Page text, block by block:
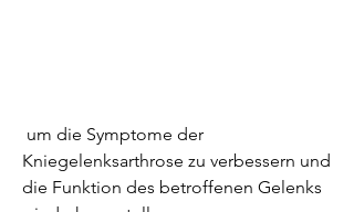
Kniegelenksarthrose zu verbessern und
die Funktion des betroffenen Gelenks